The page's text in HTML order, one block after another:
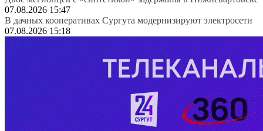
07.08.2026 15:47
В дачных кооперативах Сургута модернизируют электросети
07.08.2026 15:18